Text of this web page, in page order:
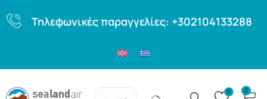
Τηλεφωνικές παραγγελίες: +302104133288
0 0